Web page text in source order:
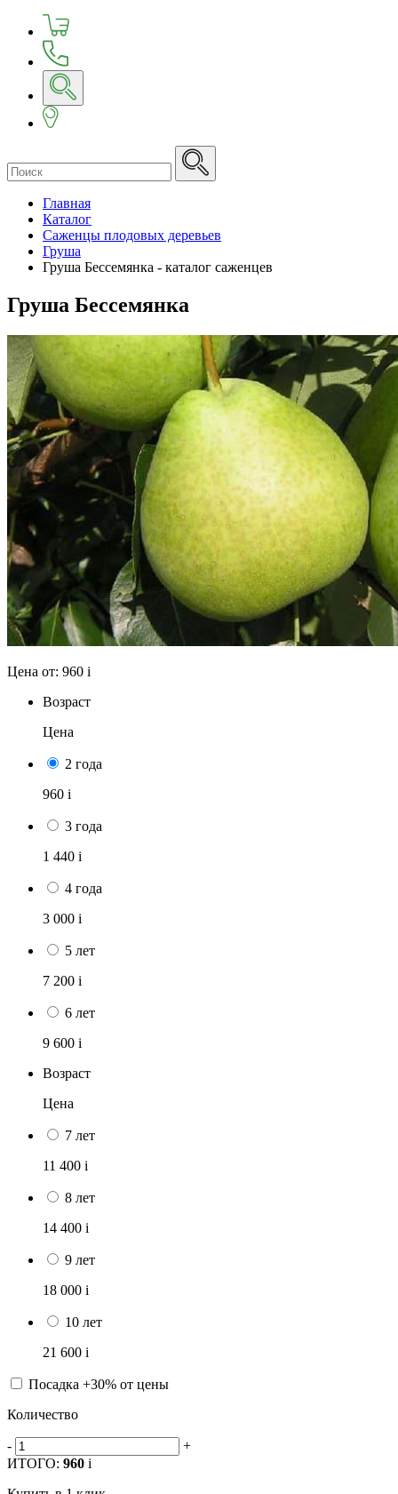
Главная
Каталог
Саженцы плодовых деревьев
Груша
Груша Бессемянка - каталог саженцев
Груша Бессемянка
Цена от: 960 i
Возраст
Цена
2 года
960 i
3 года
1 440 i
4 года
3 000 i
5 лет
7 200 i
6 лет
9 600 i
Возраст
Цена
7 лет
11 400 i
8 лет
14 400 i
9 лет
18 000 i
10 лет
21 600 i
Посадка +30% от цены
Количество
-
+
ИТОГО: 960 i